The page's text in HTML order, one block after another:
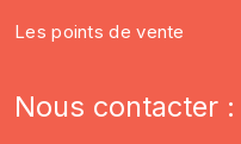
Les points de vente
Nous contacter :